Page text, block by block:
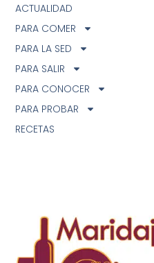
ACTUALIDAD
PARA COMER
PARA LA SED
PARA SALIR
PARA CONOCER
PARA PROBAR
RECETAS